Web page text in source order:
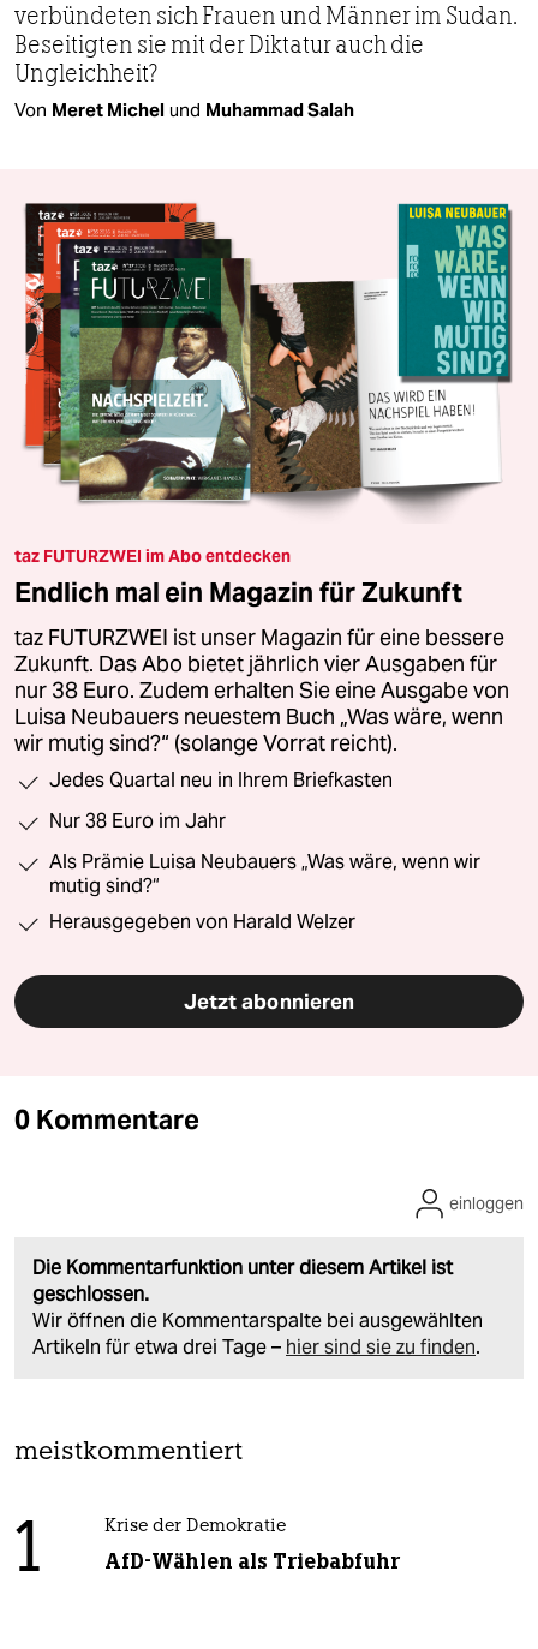
verbündeten sich Frauen und Männer im Sudan.
Beseitigten sie mit der Diktatur auch die
Ungleichheit?
Von Meret Michel und Muhammad Salah
taz FUTURZWEI im Abo entdecken
Endlich mal ein Magazin für Zukunft
taz FUTURZWEI ist unser Magazin für eine bessere
Zukunft. Das Abo bietet jährlich vier Ausgaben für
nur 38 Euro. Zudem erhalten Sie eine Ausgabe von
Luisa Neubauers neuestem Buch „Was wäre, wenn
wir mutig sind?“ (solange Vorrat reicht).
Jedes Quartal neu in Ihrem Briefkasten
Nur 38 Euro im Jahr
Als Prämie Luisa Neubauers „Was wäre, wenn wir
mutig sind?“
Herausgegeben von Harald Welzer
Jetzt abonnieren
0 Kommentare
Die Kommentarfunktion unter diesem Artikel ist
geschlossen.
Wir öffnen die Kommentarspalte bei ausgewählten
Artikeln für etwa drei Tage – hier sind sie zu finden.
einloggen
meistkommentiert
1 Krise der Demokratie
AfD-Wählen als Triebabfuhr